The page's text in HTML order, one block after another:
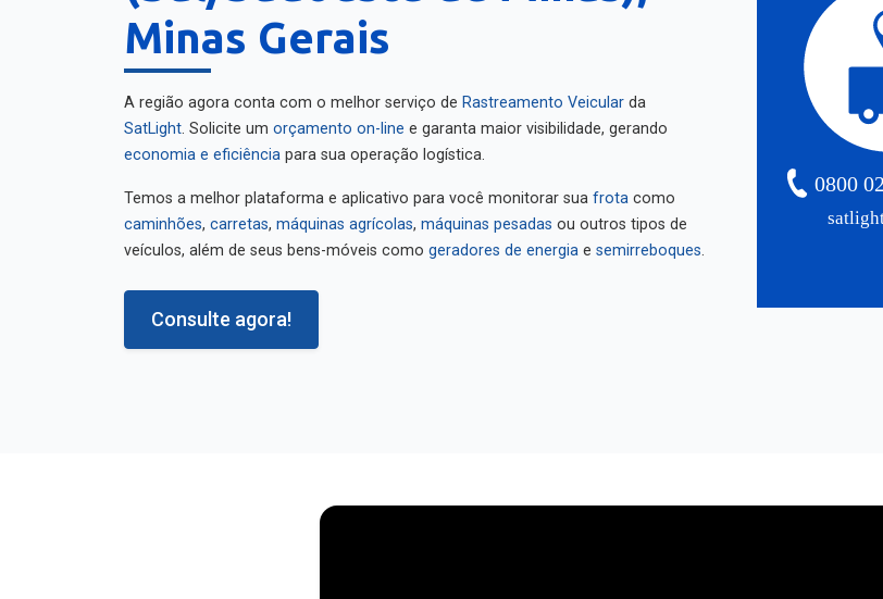
Minas Gerais
A região agora conta com o melhor serviço de Rastreamento Veicular
da
SatLight
. Solicite um orçamento on-line
e garanta maior visibilidade, gerando
economia e eficiência
para sua operação logística.
Temos a melhor plataforma e aplicativo para você monitorar sua frota
caminhões
máquinas agrícolas máquinas pesadas
ou outros tipos de
veículos, além de seus bens-móveis como
geradores de energia semirreboques
Consulte agora!
0800